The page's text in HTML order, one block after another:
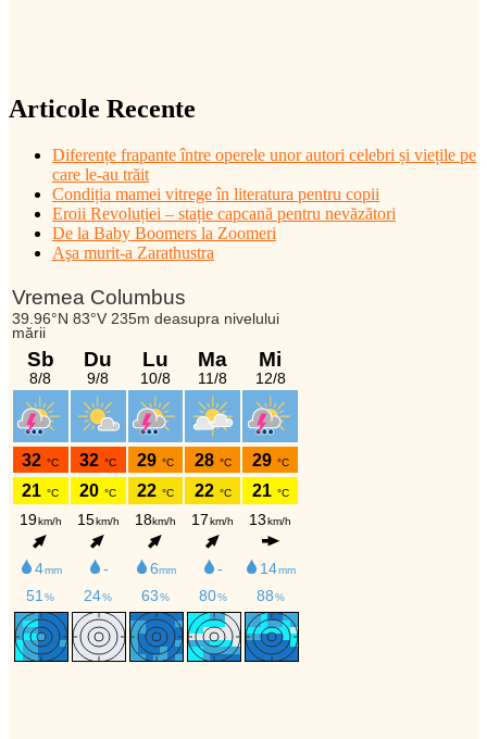
Articole Recente
Diferențe frapante între operele unor autori celebri și viețile pe
care le-au trăit
Condiția mamei vitrege în literatura pentru copii
Eroii Revoluției – stație capcană pentru nevăzători
De la Baby Boomers la Zoomeri
Aşa murit-a Zarathustra